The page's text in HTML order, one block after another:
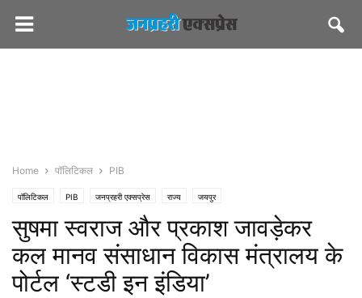
Home पॉलिटिकल PIB
पॉलिटिकल PIB जनप्रहरी एक्सप्रेस राज्य जयपुर
सुषमा स्वराज और प्रकाश जावड़ेकर
कल मानव संसाधान विकास मंत्रालय के
पोर्टल ‘स्टडी इन इंडिया’